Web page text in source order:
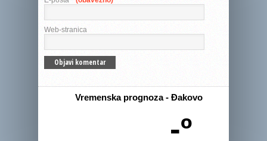
Web-stranica
Vremenska prognoza - Đakovo
-º